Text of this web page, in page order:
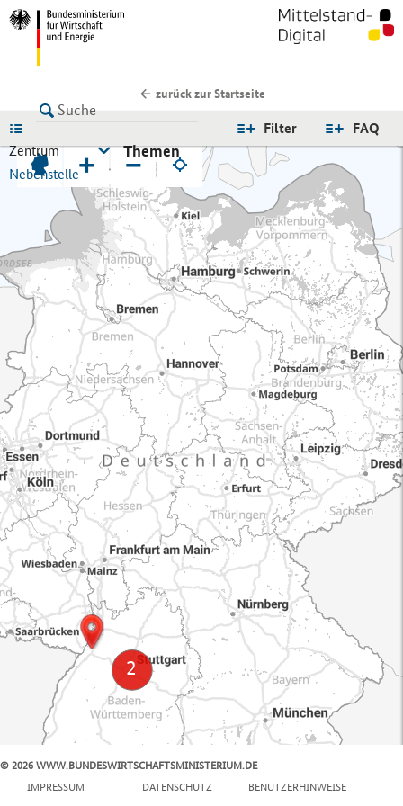
zurück zur Startseite
FAQ
Filter
Zentrum
Nebenstelle
Themen
+ −
© 2026 WWW.BUNDESWIRTSCHAFTSMINISTERIUM.DE
IMPRESSUM
DATENSCHUTZ BENUTZERHINWEISE